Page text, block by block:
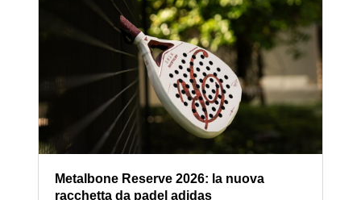
Metalbone Reserve 2026: la nuova
racchetta da padel adidas